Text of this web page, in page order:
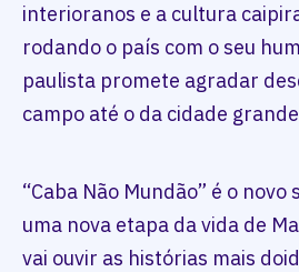
interioranos e a cultura
rodando o país com o seu
paulista promete agradar
campo até o da cidade
“Caba Não Mundão” é o
uma nova etapa da vida de
vai ouvir as histórias mais